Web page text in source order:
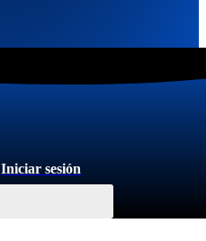
Iniciar sesión